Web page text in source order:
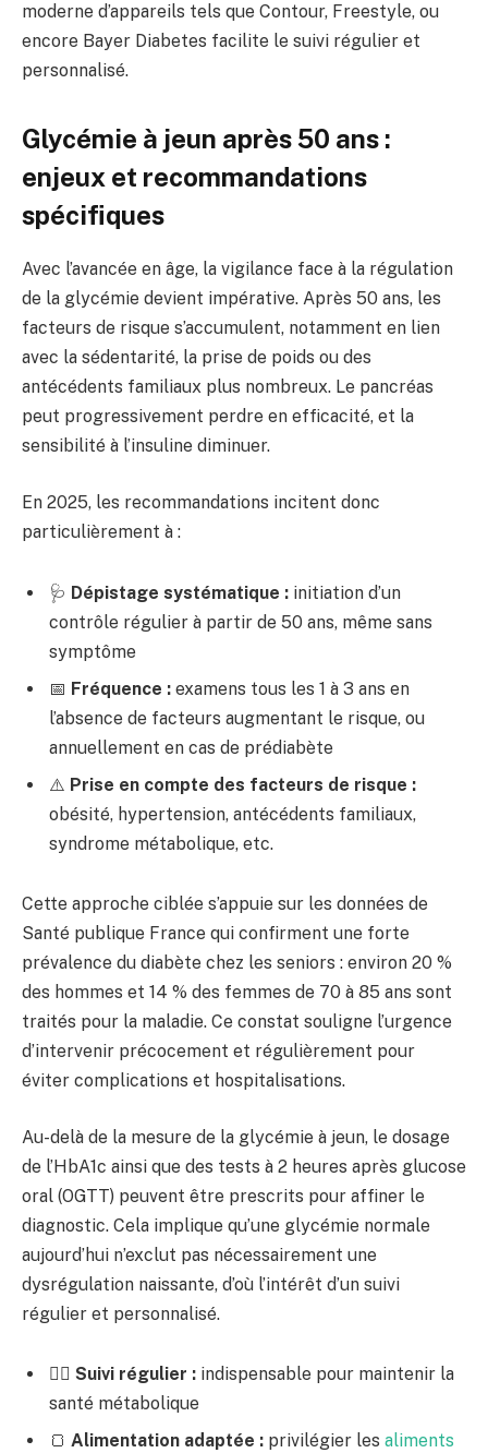
moderne d’appareils tels que Contour, Freestyle, ou
encore Bayer Diabetes facilite le suivi régulier et
personnalisé.
Glycémie à jeun après 50 ans :
enjeux et recommandations
spécifiques
Avec l’avancée en âge, la vigilance face à la régulation
de la glycémie devient impérative. Après 50 ans, les
facteurs de risque s’accumulent, notamment en lien
avec la sédentarité, la prise de poids ou des
antécédents familiaux plus nombreux. Le pancréas
peut progressivement perdre en efficacité, et la
sensibilité à l’insuline diminuer.
En 2025, les recommandations incitent donc
particulièrement à :
🩺 Dépistage systématique : initiation d’un
contrôle régulier à partir de 50 ans, même sans
symptôme
📅 Fréquence : examens tous les 1 à 3 ans en
l’absence de facteurs augmentant le risque, ou
annuellement en cas de prédiabète
⚠️ Prise en compte des facteurs de risque :
obésité, hypertension, antécédents familiaux,
syndrome métabolique, etc.
Cette approche ciblée s’appuie sur les données de
Santé publique France qui confirment une forte
prévalence du diabète chez les seniors : environ 20 %
des hommes et 14 % des femmes de 70 à 85 ans sont
traités pour la maladie. Ce constat souligne l’urgence
d’intervenir précocement et régulièrement pour
éviter complications et hospitalisations.
Au-delà de la mesure de la glycémie à jeun, le dosage
de l’HbA1c ainsi que des tests à 2 heures après glucose
oral (OGTT) peuvent être prescrits pour affiner le
diagnostic. Cela implique qu’une glycémie normale
aujourd’hui n’exclut pas nécessairement une
dysrégulation naissante, d’où l’intérêt d’un suivi
régulier et personnalisé.
👩‍⚕️ Suivi régulier : indispensable pour maintenir la
santé métabolique
🍞 Alimentation adaptée : privilégier les aliments